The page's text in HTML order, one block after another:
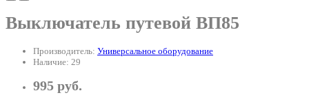
Выключатель путевой ВП85
Производитель: Универсальное оборудование
Наличие: 29
995 руб.